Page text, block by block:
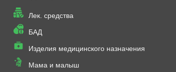
гигиены
Лек. средства
БАД
Изделия медицинского назначения
Мама и малыш